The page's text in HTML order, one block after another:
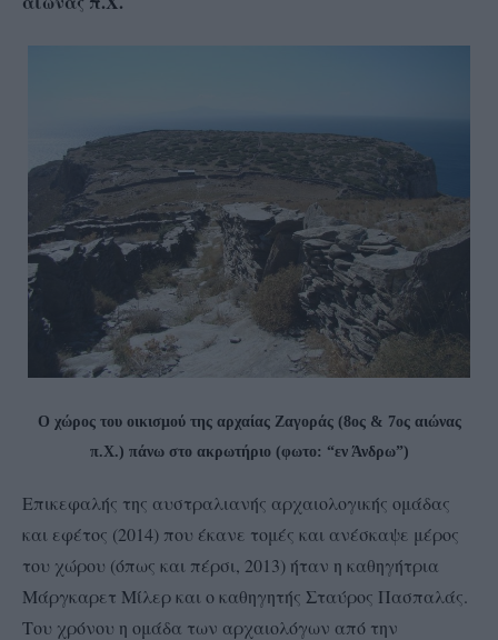
Ο χώρος του οικισμού της αρχαίας Ζαγοράς (8ος & 7ος αιώνας
π.Χ.) πάνω στο ακρωτήριο (φωτο: “εν Άνδρω”)
Επικεφαλής της αυστραλιανής αρχαιολογικής ομάδας
και εφέτος (2014) που έκανε τομές και ανέσκαψε μέρος
του χώρου (όπως και πέρσι, 2013) ήταν η καθηγήτρια
Μάργκαρετ Μίλερ και ο καθηγητής Σταύρος Πασπαλάς.
Του χρόνου η ομάδα των αρχαιολόγων από την